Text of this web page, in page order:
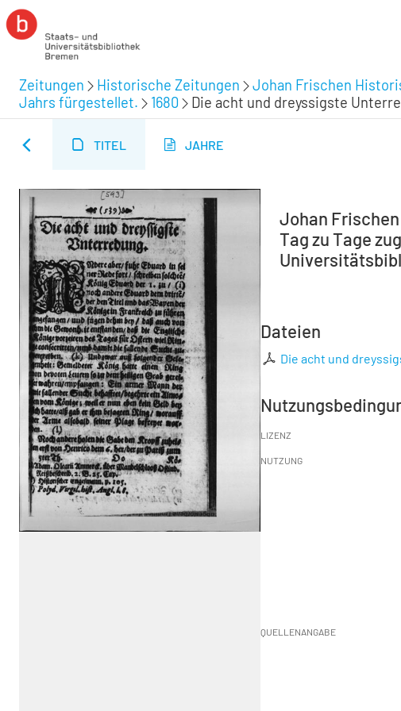
Zeitungen Historische Zeitungen Johan Frischen
Jahrs fürgestellet.
1680 Die acht und dreyssigste
TITEL JAHRE
Johan
Tag zu Tage
Dateien
Die acht und
LIZENZ
NUTZUNG
QUELLENANGABE